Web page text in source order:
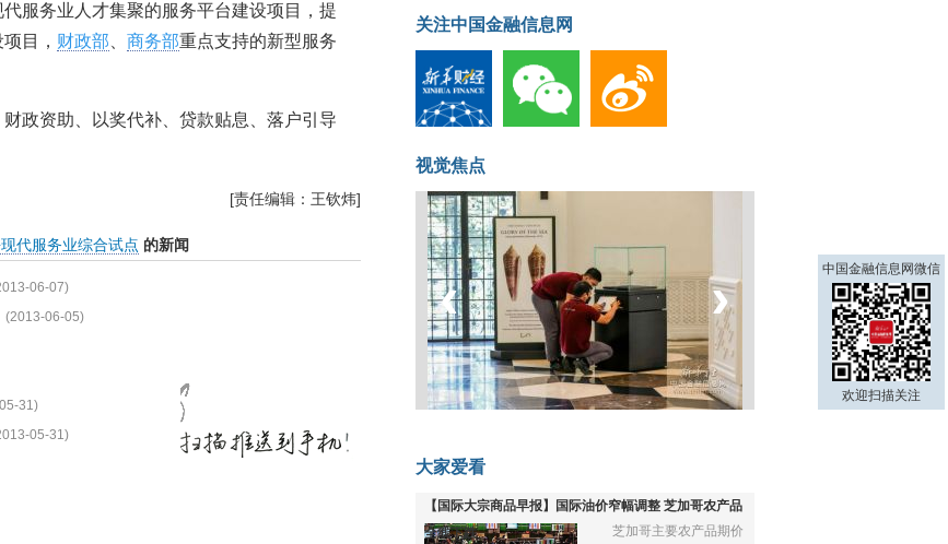
服务业人才集聚的服务平台建设项目，提
目， 财政部 商务部重点支持的新型服务
政资助、以奖代补、贷款贴息、落户引导
[责任编辑：王钦炜]
代服务业综合试点 的新闻
06-07)
(2013-06-05)
31)
05-31)
关注中国金融信息网
视觉焦点
菲律宾：防疫降级
‹ ›
大家爱看
【国际大宗商品早报】国际油价窄幅调整 芝加哥农产品
全线下跌
芝加哥主要农产品期价
中国金融信息网微信
欢迎扫描关注